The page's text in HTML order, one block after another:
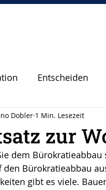
Entscheiden
Chancen
Planen
zur
Dobler 1 Min. Lesezeit
dem Bürokratieabbau
den Bürokratieabbau
gibt es viele.